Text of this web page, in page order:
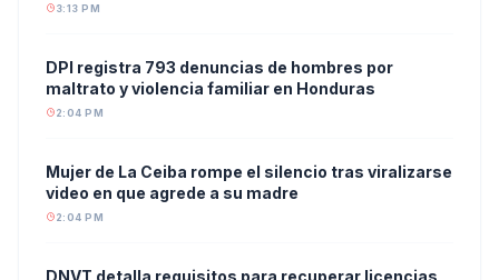
3:13 PM
DPI registra 793 denuncias de hombres por
maltrato y violencia familiar en Honduras
2:04 PM
Mujer de La Ceiba rompe el silencio tras viralizarse
video en que agrede a su madre
2:04 PM
DNVT detalla requisitos para recuperar licencias